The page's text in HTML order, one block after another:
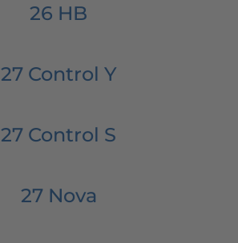
26 HB
27 Control Y
27 Control S
27 Nova